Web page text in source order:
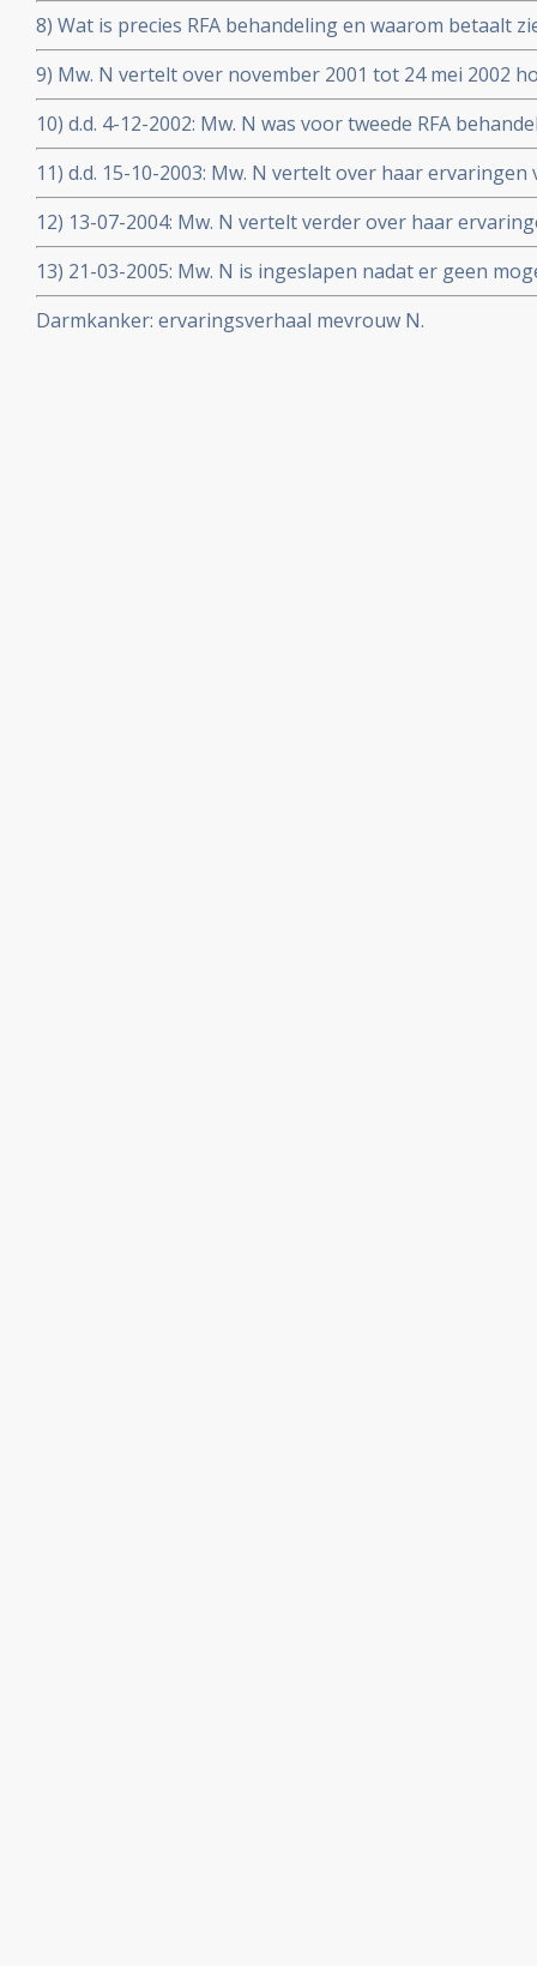
8) Wat is precies RFA behandeling en waarom betaalt
9) Mw. N vertelt over november 2001 tot 24 mei 2002
nu gaat.
10) d.d. 4-12-2002: Mw. N was voor tweede RFA
weghalen van haar verkalkte levertumoren en deze
11) d.d. 15-10-2003: Mw. N vertelt over haar
Indrukwekkend, hoopgevend en ook schandalig hoe
met een kankerpatiënt die haar eigen weg zoekt
12) 13-07-2004: Mw. N vertelt verder over haar
nu bij dr. Vogl via LITT therapie probeert de laatste
lever te krijgen
13) 21-03-2005: Mw. N is ingeslapen nadat er geen
waren voor haar zoveelste recidief en werd 21 maart
register toegevoegd.
Darmkanker: ervaringsverhaal mevrouw N.